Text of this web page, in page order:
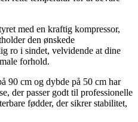
med en kraftig kompressor,
den ønskede
ro i sindet, velvidende at dine
forhold.
90 cm og dybde på 50 cm har
der passer godt til professionelle
fødder, der sikrer stabilitet,